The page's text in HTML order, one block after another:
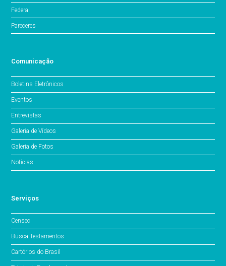
Federal
Pareceres
Comunicação
Boletins Eletrônicos
Eventos
Entrevistas
Galeria de Vídeos
Galeria de Fotos
Notícias
Serviços
Censec
Busca Testamentos
Cartórios do Brasil